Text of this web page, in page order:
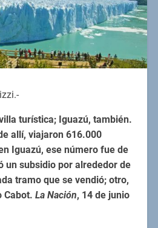
turística; Iguazú, también.
allí, viajaron 616.000
Iguazú, ese número fue de
un subsidio por alrededor de
tramo que se vendió; otro,
Cabot. La Nación, 14 de junio